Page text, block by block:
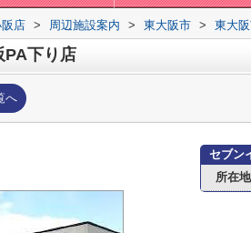
店 > 周辺施設案内 > 東大阪市 > 東大
PA下り店
へ
セブン
所在地